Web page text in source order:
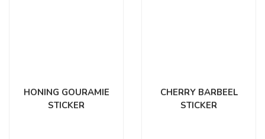
HONING GOURAMIE
STICKER
CHERRY BARBEEL
STICKER